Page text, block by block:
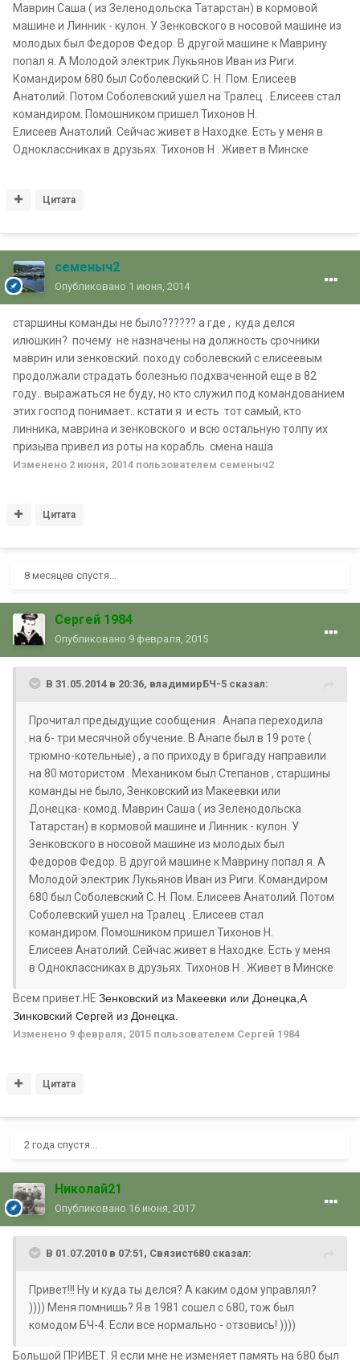
Маврин Саша ( из Зеленодольска Татарстан) в кормовой
машине и Линник - кулон. У Зенковского в носовой машине из
молодых был Федоров Федор. В другой машине к Маврину
попал я. А Молодой электрик Лукьянов Иван из Риги.
Командиром 680 был Соболевский С. Н. Пом. Елисеев
Анатолий. Потом Соболевский ушел на Тралец . Елисеев стал
командиром. Помошником пришел Тихонов Н.
Елисеев Анатолий. Сейчас живет в Находке. Есть у меня в
Одноклассниках в друзьях. Тихонов Н . Живет в Минске
Цитата
семеныч2
Опубликовано 1 июня, 2014
старшины команды не было?????? а где , куда делся
илюшкин? почему не назначены на должность срочники
маврин или зенковский. походу соболевский с елисеевым
продолжали страдать болезнью подхваченной еще в 82
году.. выражаться не буду, но кто служил под командованием
этих господ понимает.. кстати я и есть тот самый, кто
линника, маврина и зенковского и всю остальную толпу их
призыва привел из роты на корабль. смена наша
Изменено 2 июня, 2014 пользователем семеныч2
Цитата
8 месяцев спустя...
Сергей 1984
Опубликовано 9 февраля, 2015
В 31.05.2014 в 20:36, владимирБЧ-5 сказал:
Прочитал предыдущие сообщения . Анапа переходила
на 6- три месячной обучение. В Анапе был в 19 роте (
трюмно-котельные) , а по приходу в бригаду направили
на 80 мотористом . Механиком был Степанов , старшины
команды не было, Зенковский из Макеевки или
Донецка- комод. Маврин Саша ( из Зеленодольска
Татарстан) в кормовой машине и Линник - кулон. У
Зенковского в носовой машине из молодых был
Федоров Федор. В другой машине к Маврину попал я. А
Молодой электрик Лукьянов Иван из Риги. Командиром
680 был Соболевский С. Н. Пом. Елисеев Анатолий. Потом
Соболевский ушел на Тралец . Елисеев стал
командиром. Помошником пришел Тихонов Н.
Елисеев Анатолий. Сейчас живет в Находке. Есть у меня
в Одноклассниках в друзьях. Тихонов Н . Живет в Минске
Всем привет.НЕ Зенковский из Макеевки или Донецка,А
Зинковский Сергей из Донецка.
Изменено 9 февраля, 2015 пользователем Сергей 1984
Цитата
2 года спустя...
Николай21
Опубликовано 16 июня, 2017
В 01.07.2010 в 07:51, Связист680 сказал:
Привет!!! Ну и куда ты делся? А каким одом управлял?
)))) Меня помнишь? Я в 1981 сошел с 680, тож был
комодом БЧ-4. Если все нормально - отзовись! ))))
Большой ПРИВЕТ. Я если мне не изменяет память на 680 был